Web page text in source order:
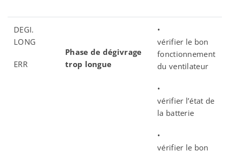
DEGI.
LONG
ERR
Phase de dégivrage
trop longue
•
vérifier le bon
fonctionnement
du ventilateur
•
vérifier l’état de
la batterie
•
vérifier le bon